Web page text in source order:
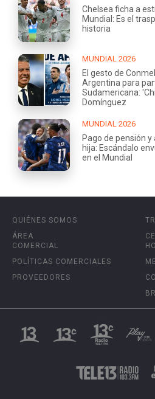
Chelsea ficha a
Mundial: Es el
historia
MUNDIAL 2026
El gesto de
Argentina para
Sudamericana:
Domínguez
MUNDIAL 2026
Pago de pensión
hija: Escándalo
en el Mundial
QUIÉNES SOMOS
ÁREA
COMERCIAL
POLÍTICAS COMERCIALES
PROVEEDORES